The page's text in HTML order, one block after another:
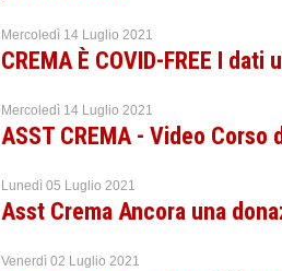
Mercoledì 14 Luglio 2021
CREMA È COVID-FREE I
Mercoledì 14 Luglio 2021
ASST CREMA - Video
Lunedì 05 Luglio 2021
Asst Crema Ancora una
Venerdì 02 Luglio 2021